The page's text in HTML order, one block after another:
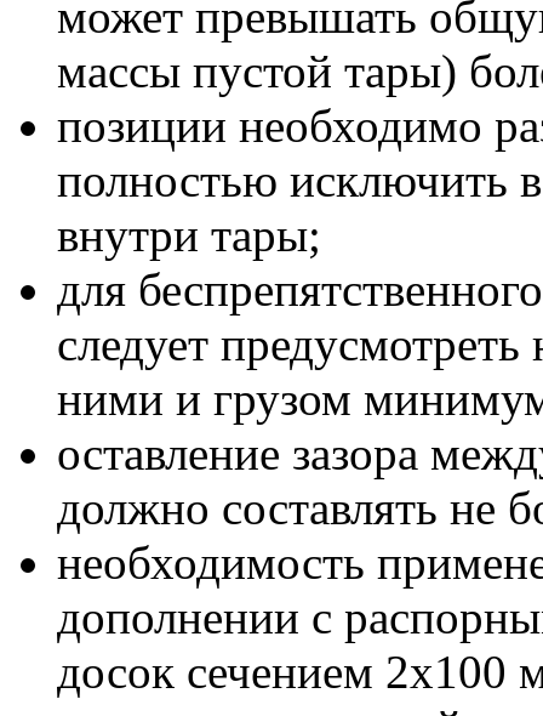
может превышать
массы пустой тары)
позиции необходимо
полностью исключить
внутри тары;
для
следует
ними и грузом
оставление зазора
должно составлять не
необходимость
дополнении с
досок сечением 2x100